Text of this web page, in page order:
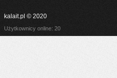
kalait.pl © 2020
Użytkownicy online: 20